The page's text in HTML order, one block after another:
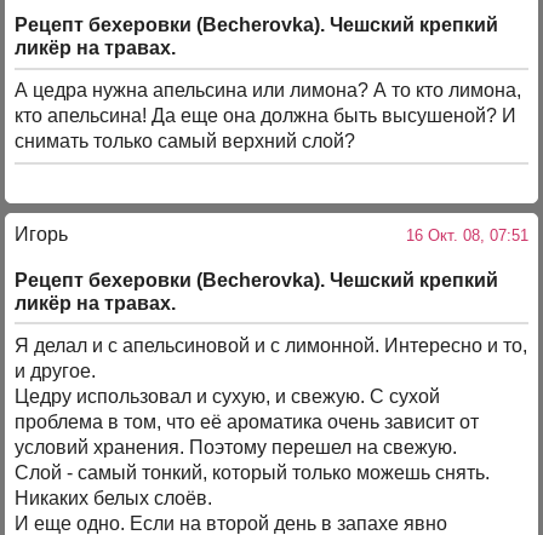
Рецепт бехеровки (Becherovka). Чешский крепкий
ликёр на травах.
А цедра нужна апельсина или лимона? А то кто лимона,
кто апельсина! Да еще она должна быть высушеной? И
снимать только самый верхний слой?
Игорь 16 Окт. 08, 07:51
Рецепт бехеровки (Becherovka). Чешский крепкий
ликёр на травах.
Я делал и с апельсиновой и с лимонной. Интересно и то,
и другое.
Цедру использовал и сухую, и свежую. С сухой
проблема в том, что её ароматика очень зависит от
условий хранения. Поэтому перешел на свежую.
Слой - самый тонкий, который только можешь снять.
Никаких белых слоёв.
И еще одно. Если на второй день в запахе явно